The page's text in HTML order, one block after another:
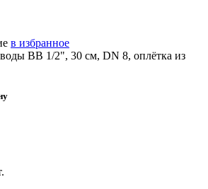
в избранное
ВВ 1/2", 30 см, DN 8, оплётка из